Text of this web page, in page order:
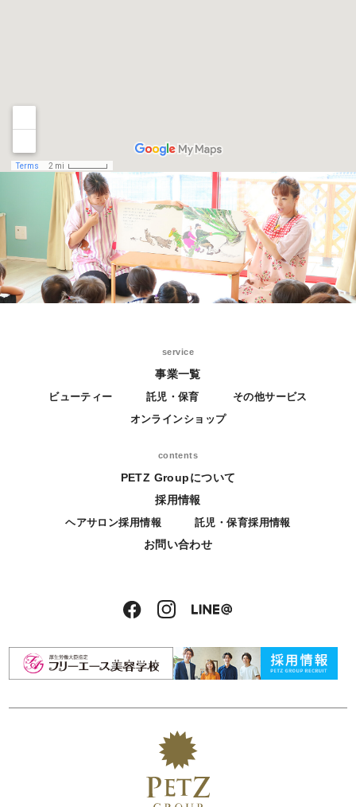
service
事業一覧
ビューティー 託児・保育
その他サービス
オンラインショップ
contents
PETZ Groupについて
採用情報
ヘアサロン採用情報 託児・保育採用情報
お問い合わせ